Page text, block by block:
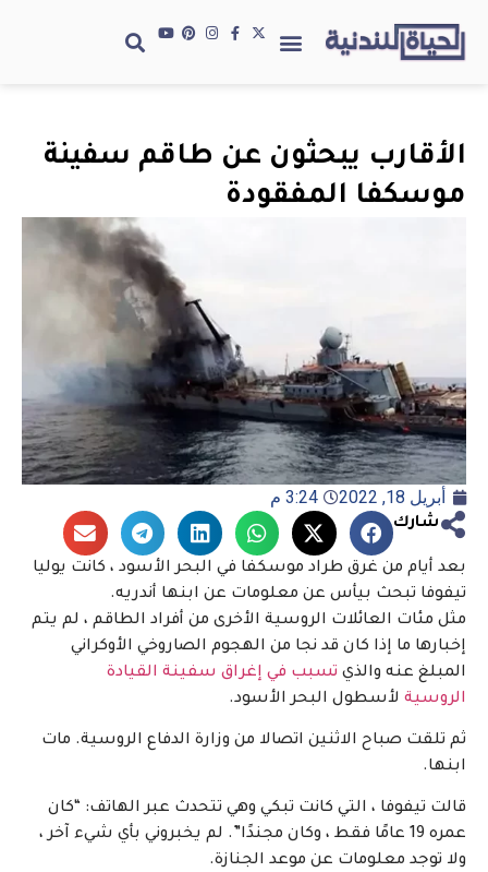
الأقارب يبحثون عن طاقم سفينة
موسكفا المفقودة
أبريل 18, 2022 3:24 م
شارك
بعد أيام من غرق طراد موسكفا في البحر الأسود ، كانت يوليا
تيفوفا تبحث بيأس عن معلومات عن ابنها أندريه.
مثل مئات العائلات الروسية الأخرى من أفراد الطاقم ، لم يتم
إخبارها ما إذا كان قد نجا من الهجوم الصاروخي الأوكراني
المبلغ عنه والذي تسبب في إغراق سفينة القيادة
الروسية لأسطول البحر الأسود.
ثم تلقت صباح الاثنين اتصالا من وزارة الدفاع الروسية. مات
ابنها.
قالت تيفوفا ، التي كانت تبكي وهي تتحدث عبر الهاتف: “كان
عمره 19 عامًا فقط ، وكان مجندًا”. لم يخبروني بأي شيء آخر ،
ولا توجد معلومات عن موعد الجنازة.